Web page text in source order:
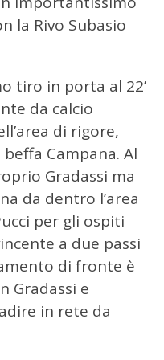
la Rivo Subasio
tiro in porta al 22’
da calcio
di rigore,
Campana. Al
Gradassi ma
da dentro l’area
per gli ospiti
a due passi
di fronte è
Gradassi e
in rete da